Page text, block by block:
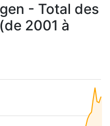
- Total des
2001 à